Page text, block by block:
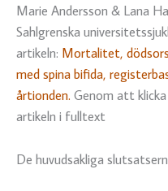
Marie Andersson & Lana
Sahlgrenska
artikeln: Mortalitet,
med spina bifida,
årtionden. Genom att
artikeln i fulltext
De huvudsakliga